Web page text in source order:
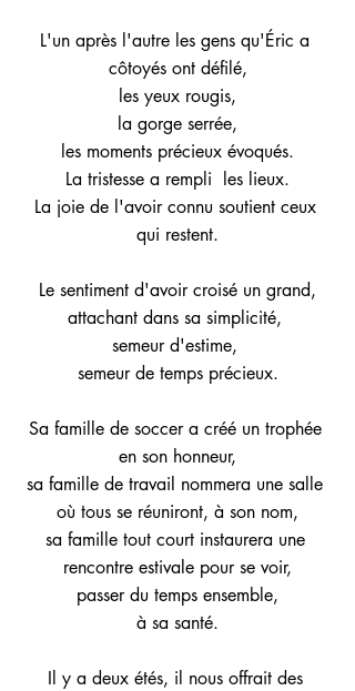
L'un après l'autre les gens qu'Éric a
côtoyés ont défilé,
les yeux rougis,
la gorge serrée,
les moments précieux évoqués.
La tristesse a rempli  les lieux.
La joie de l'avoir connu soutient ceux
qui restent.
Le sentiment d'avoir croisé un grand,
attachant dans sa simplicité,
semeur d'estime,
semeur de temps précieux.
Sa famille de soccer a créé un trophée
en son honneur,
sa famille de travail nommera une salle
où tous se réuniront, à son nom,
sa famille tout court instaurera une
rencontre estivale pour se voir,
passer du temps ensemble,
à sa santé.
Il y a deux étés, il nous offrait des